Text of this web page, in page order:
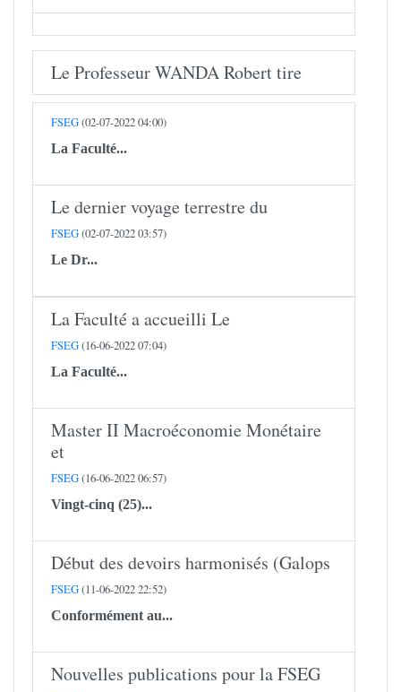
Le Professeur WANDA Robert tire
FSEG(02-07-2022 04:00)
La Faculté...
Le dernier voyage terrestre du
FSEG(02-07-2022 03:57)
Le Dr...
La Faculté a accueilli Le
FSEG(16-06-2022 07:04)
La Faculté...
Master II Macroéconomie Monétaire
et
FSEG(16-06-2022 06:57)
Vingt-cinq (25)...
Début des devoirs harmonisés (Galops
FSEG(11-06-2022 22:52)
Conformément au...
Nouvelles publications pour la FSEG